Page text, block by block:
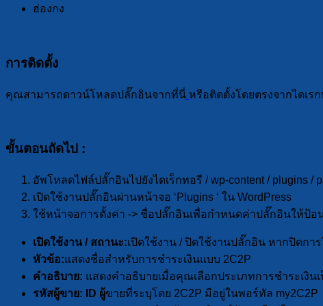
ฮ่องกง
การติดตั้ง
คุณสามารถดาวน์โหลดปลั๊กอินจากที่นี่ หรือติดตั้งโดยตรงจากไดเร
ขั้นตอนถัดไป :
อัพโหลดไฟล์ปลั๊กอินไปยังไดเร็กทอรี / wp-content / plugins
เปิดใช้งานปลั๊กอินผ่านหน้าจอ ‘Plugins ‘ ใน WordPress
ใช้หน้าจอการตั้งค่า -> ชื่อปลั๊กอินเพื่อกำหนดค่าปลั๊กอินให้ป้
เปิดใช้งาน / สถานะ:เปิดใช้งาน / ปิดใช้งานปลั๊กอิน หากปิดกา
หัวข้อ:แสดงชื่อสำหรับการชำระเงินแบบ 2C2P
คำอธิบาย: แสดงคำอธิบายเมื่อคุณเลือกประเภทการชำระเงิน
รหัสผู้ขาย: ID ผู้ขายที่ระบุโดย 2C2P มีอยู่ในพอร์ทัล my2C2P